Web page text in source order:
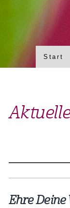
Ehre Deine